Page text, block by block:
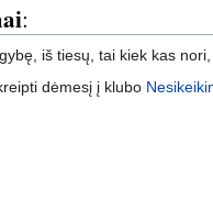
:
iš tiesų, tai kiek kas
dėmesį į klubo